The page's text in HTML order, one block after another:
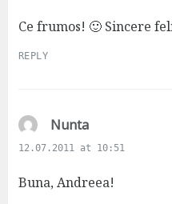
s
Ce frumos! 🙂 Sincere
REPLY
Nuntas
a
s
12.07.2011 at 10:51
Buna, Andreea!